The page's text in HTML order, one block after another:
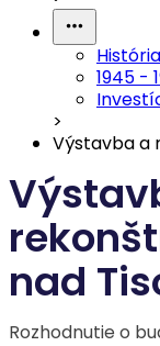
1945 -
>
Výstavba a
nad
Rozhodnutie o